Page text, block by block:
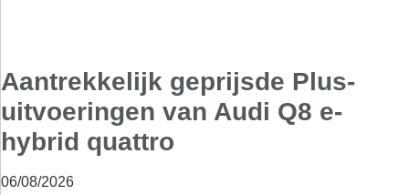
Aantrekkelijk geprijsde Plus-
uitvoeringen van Audi Q8 e-
hybrid quattro
06/08/2026